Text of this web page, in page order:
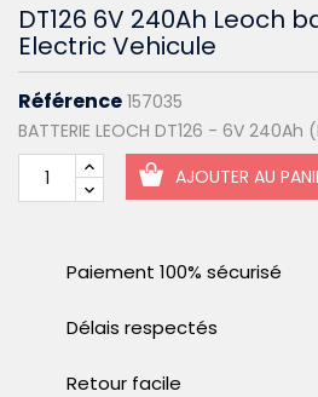
DT126 6V 240Ah Leoch
Electric Vehicule
Référence 157035
BATTERIE LEOCH DT126 - 6V
AJOUTER AU
Paiement 100% sécurisé
Délais respectés
Retour facile